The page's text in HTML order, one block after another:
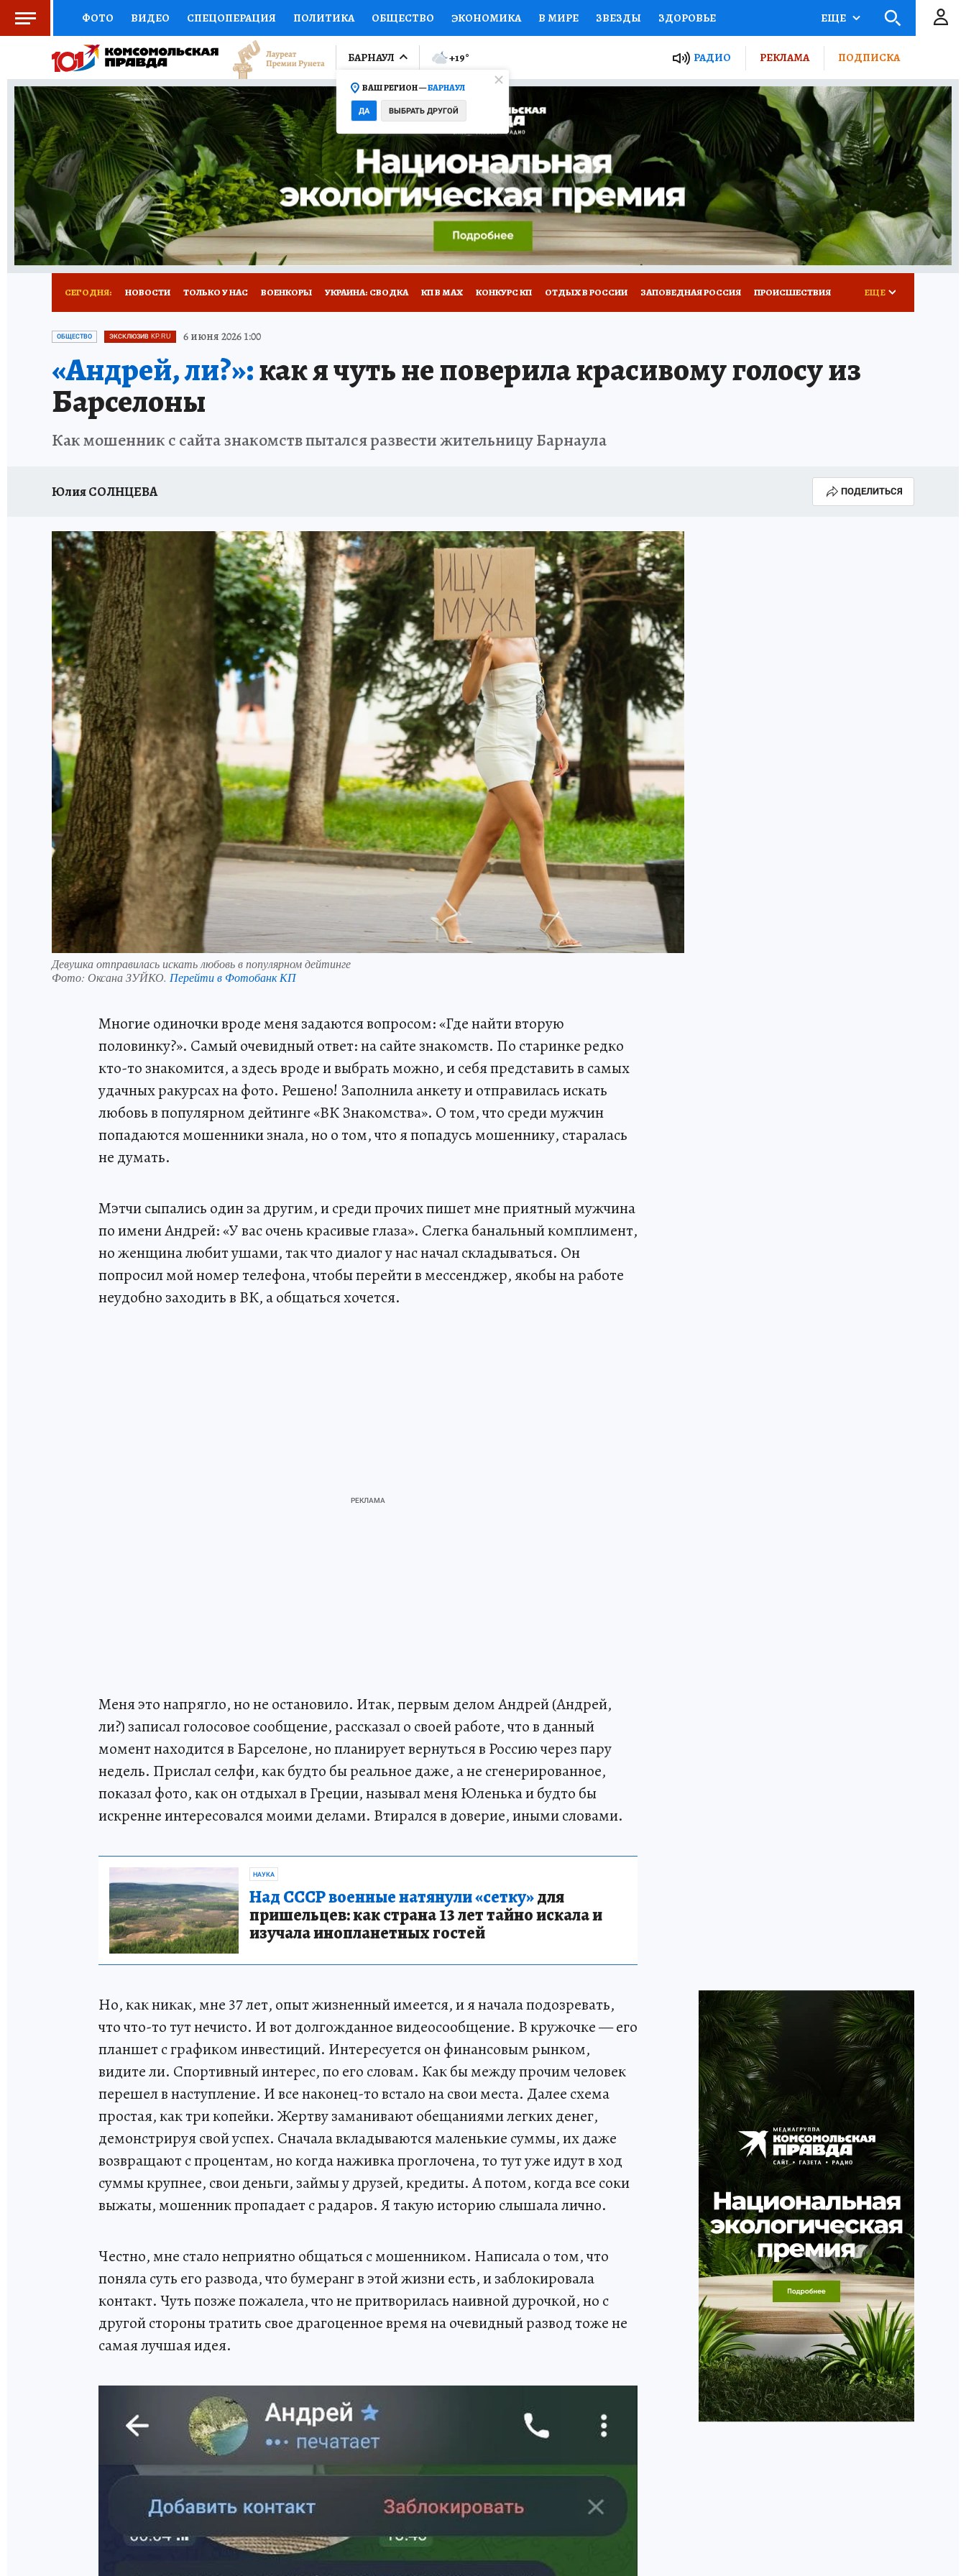
ФОТО ВИДЕО СПЕЦОПЕРАЦИЯ ПОЛИТИКА ОБЩЕСТВО ЭКОНОМИКА В МИРЕ ЗВЕЗДЫ ЗДОРОВЬЕ
СОЦПОДДЕРЖКА НАУКА СПОРТ КОЛУМНИСТЫ ПРОИСШЕСТВИЯ НАЦИОНАЛЬНЫЕ ПРОЕКТЫ РОССИИ
ВЫБОР ЭКСПЕРТОВ ДОКТОР ФИНАНСЫ ОТКРЫВАЕМ МИР Я ЗНАЮ СЕМЬЯ ЖЕНСКИЕ СЕКРЕТЫ ПУТЕВОДИТЕЛЬ
КНИЖНАЯ ПОЛКА ПРОГНОЗЫ НА СПОРТ ПРОМОКОДЫ СЕРИАЛЫ СПЕЦПРОЕКТЫ ДЕФИЦИТ ЖЕЛЕЗА ТУРИЗМ
ПРЕСС-ЦЕНТР НЕДВИЖИМОСТЬ ТЕЛЕВИЗОР КОЛЛЕКЦИИ КОНКУРСЫ РАБОТА У НАС ГИД ПОТРЕБИТЕЛЯ ВСЕ О КП
РАДИО КП РЕКЛАМА ТЕСТЫ НОВОЕ НА САЙТЕ
ЕЩЕ
БАРНАУЛ
ВАШ РЕГИОН —БАРНАУЛ
ДА ВЫБРАТЬ ДРУГОЙ
+19° РАДИО РЕКЛАМА ПОДПИСКА
СЕГОДНЯ: НОВОСТИ ТОЛЬКО У НАС ВОЕНКОРЫ УКРАИНА: СВОДКА КП В МАХ КОНКУРС КП ОТДЫХ В РОССИИ ЗАПОВЕДНАЯ РОССИЯ ПРОИСШЕСТВИЯ
АФИША ИСПЫТАНО НА СЕБЕ
ЕЩЕ
ОБЩЕСТВО ЭКСКЛЮЗИВ KP.RU 6 июня 2026 1:00
«Андрей, ли?»:как я чуть не поверила красивому голосу из
Барселоны
Как мошенник с сайта знакомств пытался развести жительницу Барнаула
Юлия СОЛНЦЕВА ПОДЕЛИТЬСЯ
Девушка отправилась искать любовь в популярном дейтинге
Фото: Оксана ЗУЙКО. Перейти в Фотобанк КП
Многие одиночки вроде меня задаются вопросом: «Где найти вторую
половинку?». Самый очевидный ответ: на сайте знакомств. По старинке редко
кто-то знакомится, а здесь вроде и выбрать можно, и себя представить в самых
удачных ракурсах на фото. Решено! Заполнила анкету и отправилась искать
любовь в популярном дейтинге «ВК Знакомства». О том, что среди мужчин
попадаются мошенники знала, но о том, что я попадусь мошеннику, старалась
не думать.
Мэтчи сыпались один за другим, и среди прочих пишет мне приятный мужчина
по имени Андрей: «У вас очень красивые глаза». Слегка банальный комплимент,
но женщина любит ушами, так что диалог у нас начал складываться. Он
попросил мой номер телефона, чтобы перейти в мессенджер, якобы на работе
неудобно заходить в ВК, а общаться хочется.
Меня это напрягло, но не остановило. Итак, первым делом Андрей (Андрей,
ли?) записал голосовое сообщение, рассказал о своей работе, что в данный
момент находится в Барселоне, но планирует вернуться в Россию через пару
недель. Прислал селфи, как будто бы реальное даже, а не сгенерированное,
показал фото, как он отдыхал в Греции, называл меня Юленька и будто бы
искренне интересовался моими делами. Втирался в доверие, иными словами.
НАУКА
Над СССР военные натянули «сетку»для
пришельцев: как страна 13 лет тайно искала и
изучала инопланетных гостей
Но, как никак, мне 37 лет, опыт жизненный имеется, и я начала подозревать,
что что-то тут нечисто. И вот долгожданное видеосообщение. В кружочке — его
планшет с графиком инвестиций. Интересуется он финансовым рынком,
видите ли. Спортивный интерес, по его словам. Как бы между прочим человек
перешел в наступление. И все наконец-то встало на свои места. Далее схема
простая, как три копейки. Жертву заманивают обещаниями легких денег,
демонстрируя свой успех. Сначала вкладываются маленькие суммы, их даже
возвращают с процентам, но когда наживка проглочена, то тут уже идут в ход
суммы крупнее, свои деньги, займы у друзей, кредиты. А потом, когда все соки
выжаты, мошенник пропадает с радаров. Я такую историю слышала лично.
Честно, мне стало неприятно общаться с мошенником. Написала о том, что
поняла суть его развода, что бумеранг в этой жизни есть, и заблокировала
контакт. Чуть позже пожалела, что не притворилась наивной дурочкой, но с
другой стороны тратить свое драгоценное время на очевидный развод тоже не
самая лучшая идея.